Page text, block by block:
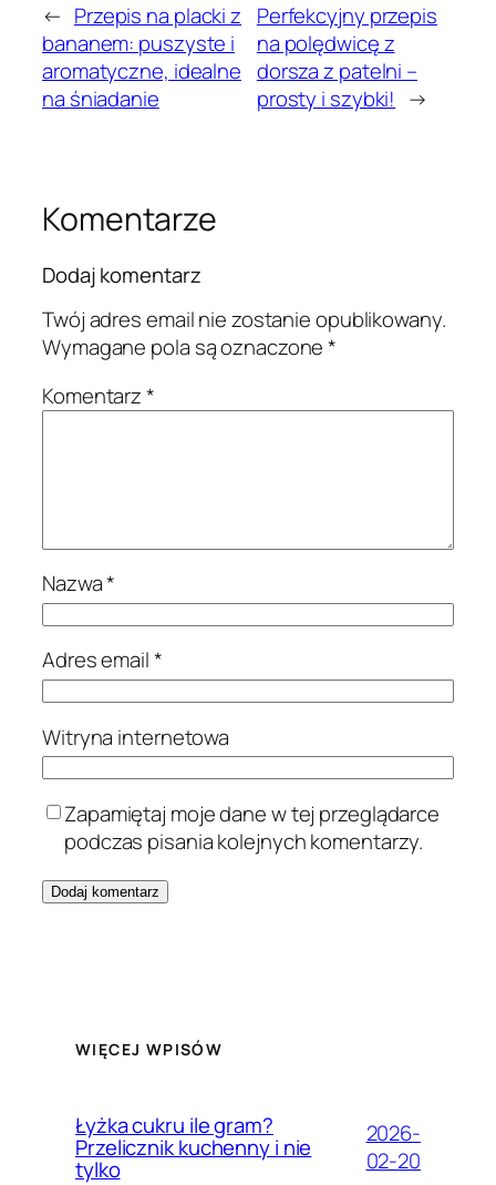
← Przepis na placki z
bananem: puszyste i
aromatyczne, idealne
na śniadanie
Perfekcyjny przepis
na polędwicę z
dorsza z patelni –
prosty i szybki! →
Komentarze
Dodaj komentarz
Twój adres email nie zostanie opublikowany.
Wymagane pola są oznaczone*
Komentarz*
Nazwa*
Adres email*
Witryna internetowa
Zapamiętaj moje dane w tej przeglądarce
podczas pisania kolejnych komentarzy.
WIĘCEJ WPISÓW
Łyżka cukru ile gram?
Przelicznik kuchenny i nie
tylko
2026-
02-20